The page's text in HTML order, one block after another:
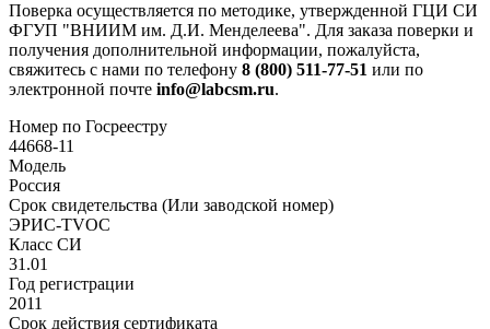
Поверка осуществляется по методике, утвержденной ГЦИ СИ
ФГУП "ВНИИМ им. Д.И. Менделеева". Для заказа поверки и
получения дополнительной информации, пожалуйста,
свяжитесь с нами по телефону 8 (800) 511-77-51 или по
электронной почте info@labcsm.ru.
Номер по Госреестру
44668-11
Модель
Россия
Срок свидетельства (Или заводской номер)
ЭРИС-TVOC
Класс СИ
31.01
Год регистрации
2011
Срок действия сертификата